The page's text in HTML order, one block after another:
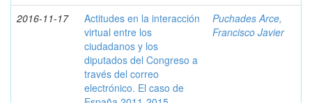
2016-11-17
Actitudes en la interacción
virtual entre los
ciudadanos y los
diputados del Congreso a
través del correo
electrónico. El caso de
Puchades Arce,
Francisco Javier